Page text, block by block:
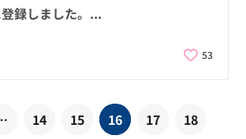
録しました。...
53
14 15 16 17 18